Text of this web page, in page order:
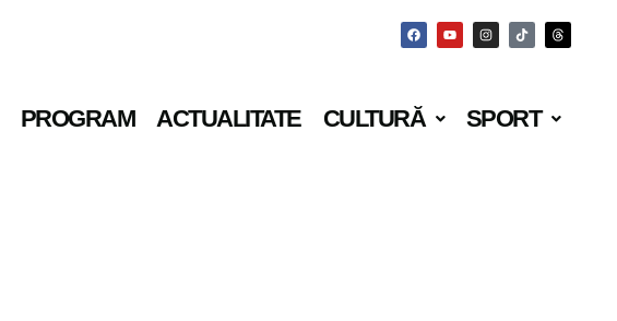
PROGRAM ACTUALITATE CULTURĂ SPORT